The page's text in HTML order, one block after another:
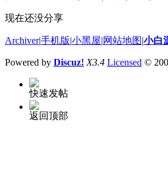
现在还没分享
Archiver|手机版 小黑屋 网站地图 小白
Powered by Discuz! X3.4 Licensed ©
快速发帖
返回顶部